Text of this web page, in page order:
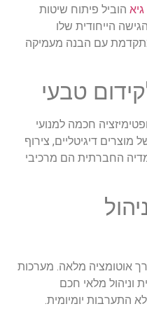
הוביל פיתוח שיטות
הייחודית שלו
עם הבנה מעמיקה
חכמה למנועי
מוצרים דיגיטליים, צירוף
החברתית הם מרכיבי
אוטומציה מלאה. מערכות
וניהול מלאי חכם
התערבות יומיומית.